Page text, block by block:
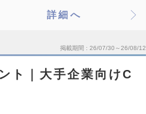
詳細へ
掲載期間 26/07/30～26/08/12
ト｜大手企業向けC